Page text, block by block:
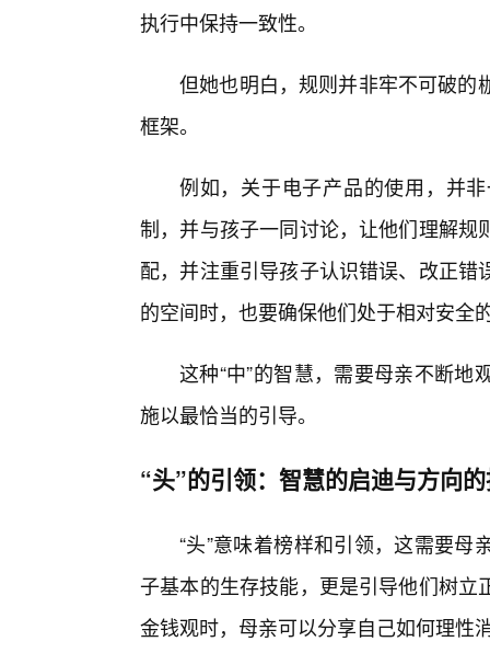
执行中保持一致性。
但她也明白，规则并非牢不可破的
框架。
例如，关于电子产品的使用，并
制，并与孩子一同讨论，让他们理解
配，并注重引导孩子认识错误、改正
的空间时，也要确保他们处于相对安全
这种“中”的智慧，需要母亲不断
施以最恰当的引导。
“头”的引领：智慧的启迪与方向
“头”意味着榜样和引领，这需要
子基本的生存技能，更是引导他们树
金钱观时，母亲可以分享自己如何理性